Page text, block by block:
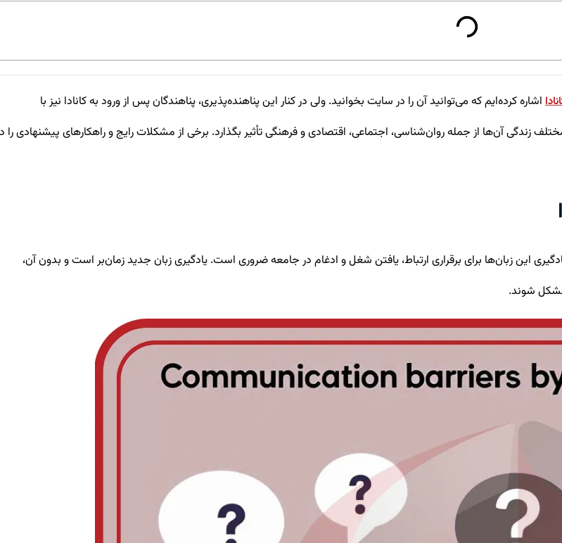
اشاره کرده‌ایم که می‌توانید آن را در سایت بخوانید. ولی در کنار این پناهنده‌پذیری، پناهندگان پس از ورود به کانادا نیز با
زندگی آن‌ها از جمله روان‌شناسی، اجتماعی، اقتصادی و فرهنگی تأثیر بگذارد. برخی از مشکلات رایج و راهکارهای پیشنهادی را
این زبان‌ها برای برقراری ارتباط، یافتن شغل و ادغام در جامعه ضروری است. یادگیری زبان جدید زمان‌بر است و بدون آن،
مشکل شوند.